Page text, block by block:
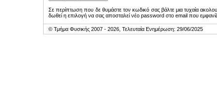
Σε περίπτωση που δε θυμάστε τον κωδικό σας βάλτε μια τυχαία
δωθεί η επιλογή να σας αποσταλεί νέο password στο email που
© Τμήμα Φυσικής 2007 - 2026, Τελευταία Ενημέρωση: 29/06/2025